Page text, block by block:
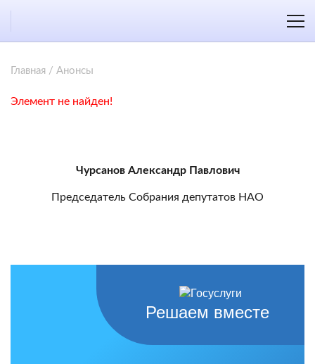
Главная / Анонсы
Элемент не найден!
Чурсанов Александр Павлович
Председатель Собрания депутатов НАО
Решаем вместе